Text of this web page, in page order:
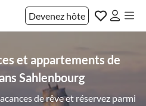
Devenez hôte
et appartements de
Sahlenbourg
de rêve et réservez parmi